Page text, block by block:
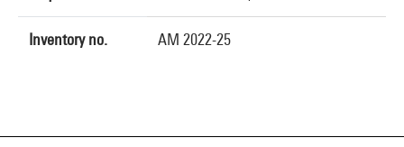
Inventory no. AM 2022-25